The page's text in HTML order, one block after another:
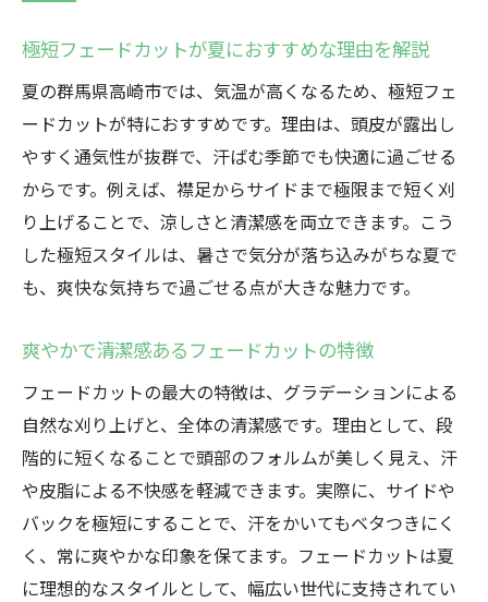
フェードカットが暑い季節に選ばれる理由
フェードカットが夏に人気の本当の理由と
は
暑さ対策としての極短フェードカットのメ
リット
フェードカットが涼しさと快適さを保つ秘
訣
夏を快適に過ごすためのフェードカット活
汗ばむ季節にフェードカットが最適な理由
極短フェードカットの夏ならではの魅力を
紹介
爽快感抜群のフェードカットで夏を快適に
フェードカットで夏の爽快さと清潔感を実
現
極短スタイルがもたらす夏の心地良さとは
極短フェードカットが夏におすすめな理由を解説
夏の群馬県高崎市では、気温が高くなるため、極短フェ
ードカットが特におすすめです。理由は、頭皮が露出し
やすく通気性が抜群で、汗ばむ季節でも快適に過ごせる
からです。例えば、襟足からサイドまで極限まで短く刈
り上げることで、涼しさと清潔感を両立できます。こう
した極短スタイルは、暑さで気分が落ち込みがちな夏で
も、爽快な気持ちで過ごせる点が大きな魅力です。
爽やかで清潔感あるフェードカットの特徴
フェードカットの最大の特徴は、グラデーションによる
自然な刈り上げと、全体の清潔感です。理由として、段
階的に短くなることで頭部のフォルムが美しく見え、汗
や皮脂による不快感を軽減できます。実際に、サイドや
バックを極短にすることで、汗をかいてもベタつきにく
く、常に爽やかな印象を保てます。フェードカットは夏
に理想的なスタイルとして、幅広い世代に支持されてい